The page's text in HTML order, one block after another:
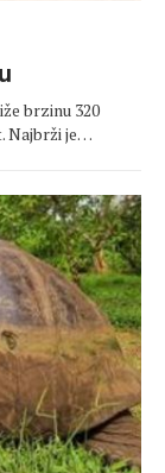
brzinu 320
Najbrži je…